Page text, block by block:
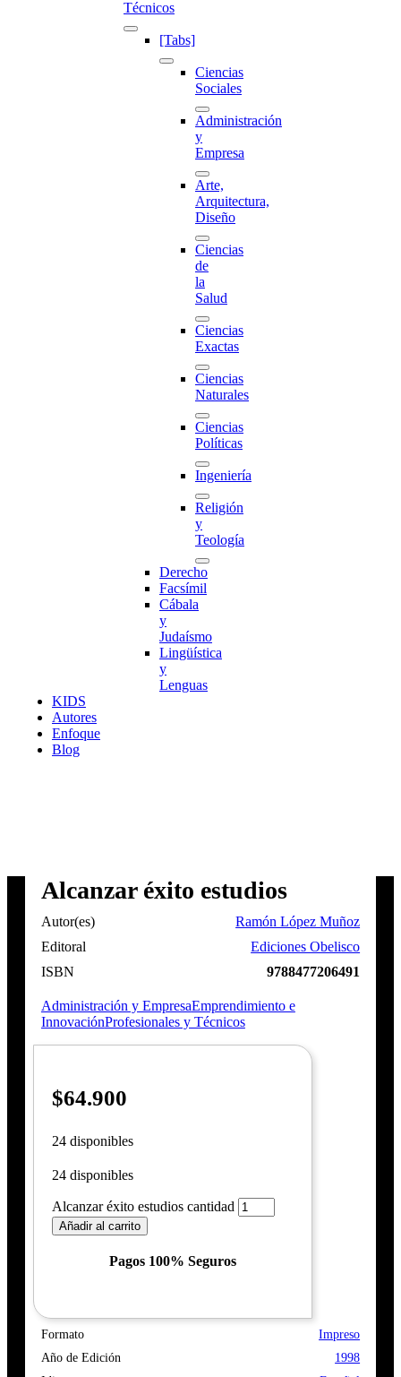
Técnicos
[Tabs]
Ciencias
Sociales
Administración
y
Empresa
Arte,
Arquitectura,
Diseño
Ciencias
de
la
Salud
Ciencias
Exactas
Ciencias
Naturales
Ciencias
Políticas
Ingeniería
Religión
y
Teología
Derecho
Facsímil
Cábala
y
Judaísmo
Lingüística
y
Lenguas
KIDS
Autores
Enfoque
Blog
Alcanzar éxito estudios
Autor(es)
Ramón López Muñoz
Editoral
Ediciones Obelisco
ISBN
9788477206491
Administración y EmpresaEmprendimiento e
InnovaciónProfesionales y Técnicos
$64.900
24 disponibles
24 disponibles
Alcanzar éxito estudios cantidad
Añadir al carrito
Pagos 100% Seguros
Formato
Impreso
Año de Edición
1998